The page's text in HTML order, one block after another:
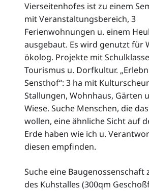
Vierseitenhofes ist zu einem
mit Veranstaltungsbereich, 3
Ferienwohnungen u. einem
ausgebaut. Es wird genutzt für
ökolog. Projekte mit
Tourismus u. Dorfkultur.
Sensthof“: 3 ha mit
Stallungen, Wohnhaus, Gärten
Wiese. Suche Menschen, die
wollen, eine ähnliche Sicht auf
Erde haben wie ich u.
diesen empfinden.
Suche eine Baugenossenschaft
des Kuhstalles (300qm